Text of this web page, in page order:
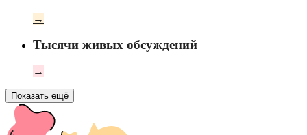
→
Тысячи живых обсуждений
→
Показать ещё